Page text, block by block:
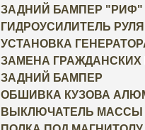
ЗАДНИЙ БАМПЕР "РИФ"
ГИДРОУСИЛИТЕЛЬ
УСТАНОВКА
ЗАМЕНА
ЗАДНИЙ БАМПЕР
ОБШИВКА КУЗОВА
ВЫКЛЮЧАТЕЛЬ МАССЫ